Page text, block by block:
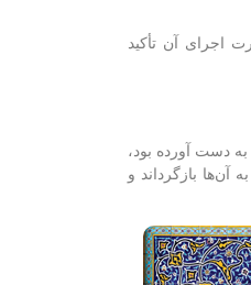
اجرای آن تأکید
دست آورده بود،
بازگرداند و